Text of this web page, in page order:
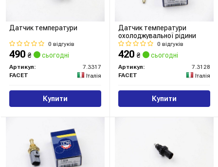
Датчик температури
0 відгуків
490 ₴ сьогодні
Артикул:
7.3317
FACET
Італія
Купити
Датчик температури
охолоджувальної рідини
0 відгуків
420 ₴ сьогодні
Артикул:
7.3128
FACET
Італія
Купити